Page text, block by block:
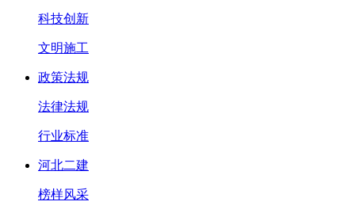
科技创新
文明施工
政策法规
法律法规
行业标准
河北二建
榜样风采